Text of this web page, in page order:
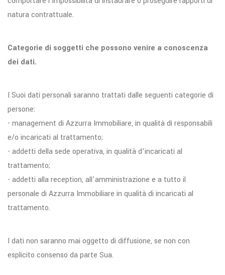
natura contrattuale.
Categorie di soggetti che possono venire a conoscenza
dei dati.
I Suoi dati personali saranno trattati dalle seguenti categorie di
persone:
- management di Azzurra Immobiliare, in qualità di responsabili
e/o incaricati al trattamento;
- addetti della sede operativa, in qualità d’incaricati al
trattamento;
- addetti alla reception, all'amministrazione e a tutto il
personale di Azzurra Immobiliare in qualità di incaricati al
trattamento.
I dati non saranno mai oggetto di diffusione, se non con
esplicito consenso da parte Sua.